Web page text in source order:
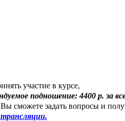
участие в курсе,
подношение: 4400 р. за
сможете задать вопросы и